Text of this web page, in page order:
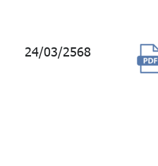
24/03/2568